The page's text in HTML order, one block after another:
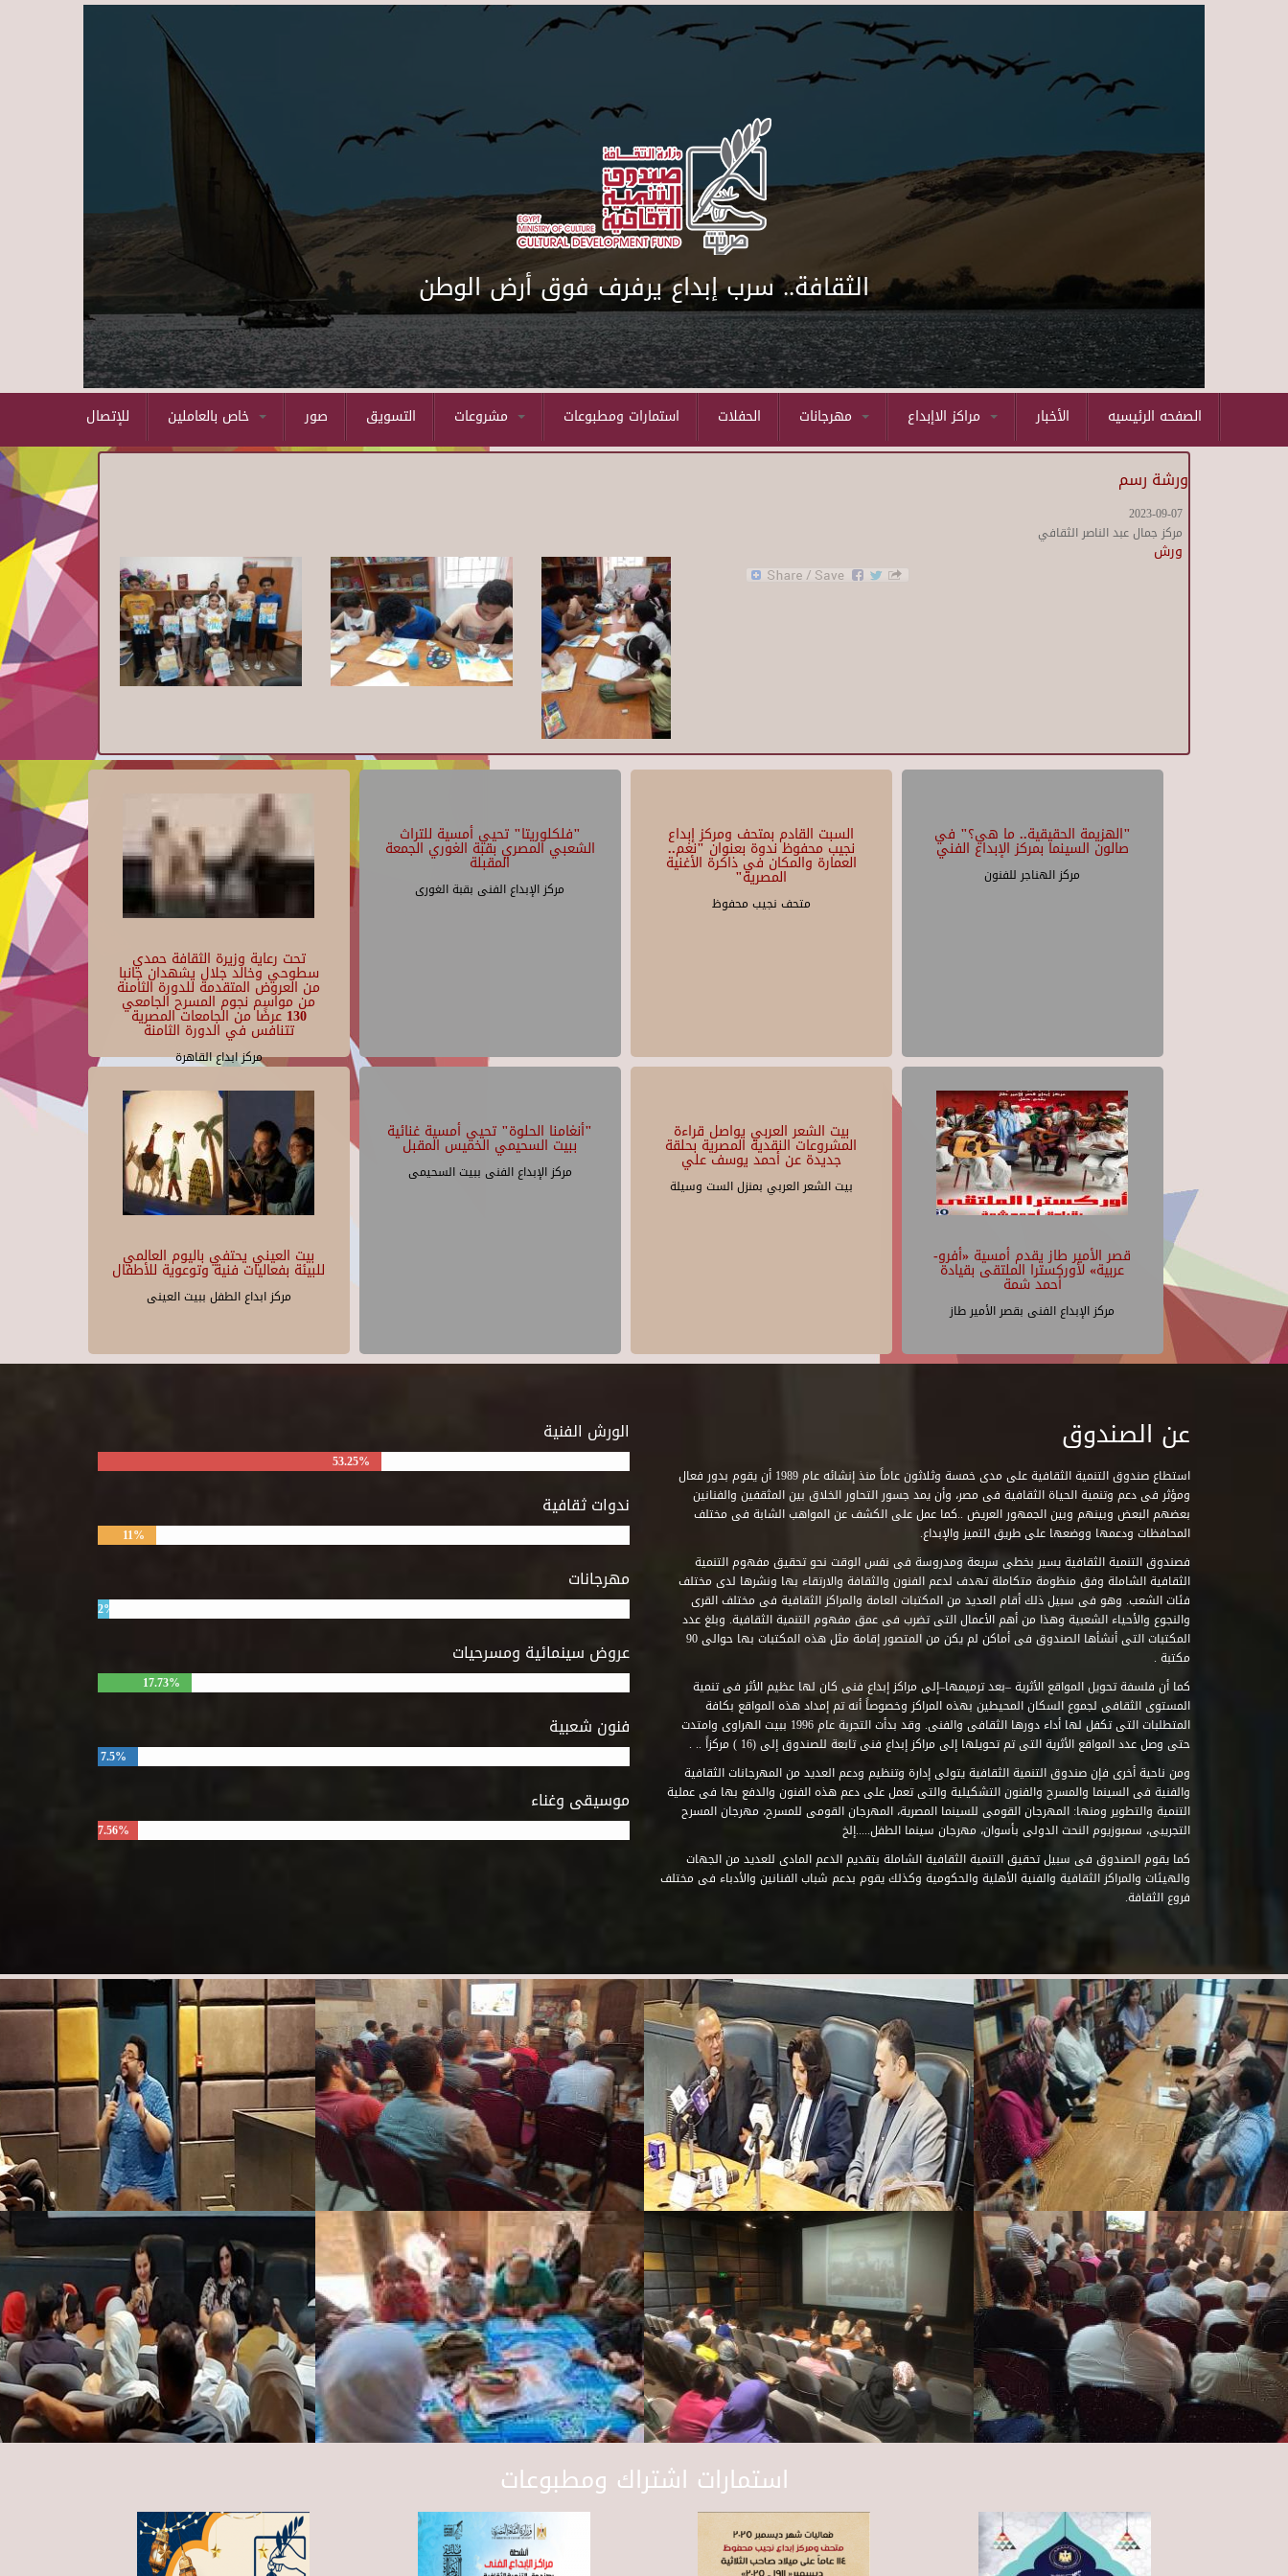
Skip to main content
الثقافة.. سرب إبداع يرفرف فوق أرض الوطن
للإتصال صور التسويق استمارات ومطبوعات الحفلات الأخبار الصفحه الرئيسيه
ورشة رسم
2023-09-07
مركز جمال عبد الناصر الثقافي
ورش
تحت رعاية وزيرة الثقافة حمدي
سطوحي وخالد جلال يشهدان جانبا
من العروض المتقدمة للدورة الثامنة
من مواسم نجوم المسرح الجامعي
130 عرضًا من الجامعات المصرية
تتنافس في الدورة الثامنة
مركز ابداع القاهرة
"فلكلوريتا" تحيي أمسية للتراث
الشعبي المصري بقبة الغوري الجمعة
المقبلة
مركز الإبداع الفنى بقبة الغورى
السبت القادم بمتحف ومركز إبداع
نجيب محفوظ ندوة بعنوان "نغم..
العمارة والمكان في ذاكرة الأغنية
المصرية"
متحف نجيب محفوظ
"الهزيمة الحقيقية.. ما هي؟" في
صالون السينما بمركز الإبداع الفني
مركز الهناجر للفنون
بيت العيني يحتفي باليوم العالمي
للبيئة بفعاليات فنية وتوعوية للأطفال
مركز ابداع الطفل ببيت العينى
"أنغامنا الحلوة" تحيي أمسية غنائية
ببيت السحيمي الخميس المقبل
مركز الإبداع الفنى ببيت السحيمى
بيت الشعر العربي يواصل قراءة
المشروعات النقدية المصرية بحلقة
جديدة عن أحمد يوسف علي
بيت الشعر العربي بمنزل الست وسيلة
قصر الأمير طاز يقدم أمسية «أفرو-
عربية» لأوركسترا الملتقى بقيادة
أحمد شمة
مركز الإبداع الفنى بقصر الأمير طاز
الورش الفنية
53.25%
ندوات ثقافية
11%
مهرجانات
2%
عروض سينمائية ومسرحيات
17.73%
فنون شعبية
7.5%
موسيقى وغناء
7.56%
عن الصندوق
استطاع صندوق التنمية الثقافية على مدى خمسة وثلاثون عاماً منذ إنشائه عام 1989 أن يقوم بدور فعال
ومؤثر فى دعم وتنمية الحياة الثقافية فى مصر، وأن يمد جسور التحاور الخلاق بين المثقفين والفنانين
بعضهم البعض وبينهم وبين الجمهور العريض ..كما عمل على الكشف عن المواهب الشابة فى مختلف
المحافظات ودعمها ووضعها على طريق التميز والإبداع.
فصندوق التنمية الثقافية يسير بخطى سريعة ومدروسة فى نفس الوقت نحو تحقيق مفهوم التنمية
الثقافية الشاملة وفق منظومة متكاملة تهدف لدعم الفنون والثقافة والارتقاء بها ونشرها لدى مختلف
فئات الشعب. وهو فى سبيل ذلك أقام العديد من المكتبات العامة والمراكز الثقافية فى مختلف القرى
والنجوع والأحياء الشعبية وهذا من أهم الأعمال التى تضرب فى عمق مفهوم التنمية الثقافية. وبلغ عدد
المكتبات التى أنشأها الصندوق فى أماكن لم يكن من المتصور إقامة مثل هذه المكتبات بها حوالى 90
مكتبة .
كما أن فلسفة تحويل المواقع الأثرية –بعد ترميمها–إلى مراكز إبداع فنى كان لها عظيم الأثر فى تنمية
المستوى الثقافى لجموع السكان المحيطين بهذه المراكز وخصوصاً أنه تم إمداد هذه المواقع بكافة
المتطلبات التى تكفل لها أداء دورها الثقافى والفنى. وقد بدأت التجربة عام 1996 ببيت الهراوى وامتدت
حتى وصل عدد المواقع الأثرية التى تم تحويلها إلى مراكز إبداع فنى تابعة للصندوق إلى (16 ) مركزاً .. .
ومن ناحية أخرى فإن صندوق التنمية الثقافية يتولى إدارة وتنظيم ودعم العديد من المهرجانات الثقافية
والفنية فى السينما والمسرح والفنون التشكيلية والتى تعمل على دعم هذه الفنون والدفع بها فى عملية
التنمية والتطوير ومنها: المهرجان القومى للسينما المصرية، المهرجان القومى للمسرح، مهرجان المسرح
التجريبى، سمبوزيوم النحت الدولى بأسوان، مهرجان سينما الطفل.....إلخ
كما يقوم الصندوق فى سبيل تحقيق التنمية الثقافية الشاملة بتقديم الدعم المادى للعديد من الجهات
والهيئات والمراكز الثقافية والفنية الأهلية والحكومية وكذلك يقوم بدعم شباب الفنانين والأدباء فى مختلف
فروع الثقافة.
استمارات اشتراك ومطبوعات